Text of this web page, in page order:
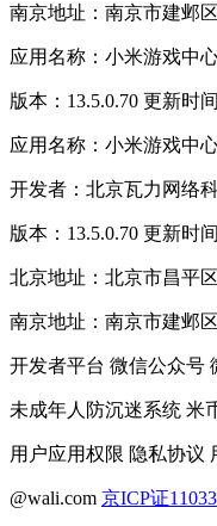
南京地址：南京市建邺
应用名称：小米游戏中
版本：13.5.0.70 更新时
应用名称：小米游戏中
开发者：北京瓦力网络
版本：13.5.0.70 更新时
北京地址：北京市昌平
南京地址：南京市建邺
开发者平台 微信公众号
未成年人防沉迷系统 米
用户应用权限 隐私协议
@wali.com 京ICP证